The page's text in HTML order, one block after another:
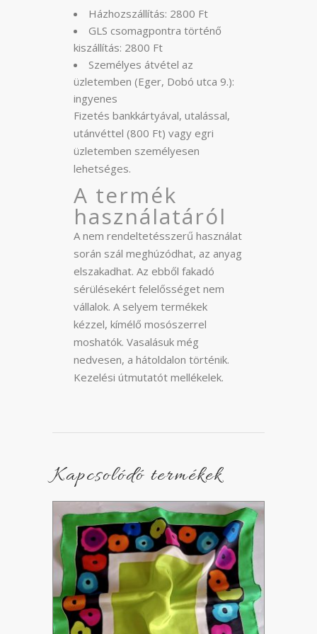
Házhozszállítás: 2800 Ft
GLS csomagpontra történő
kiszállítás: 2800 Ft
Személyes átvétel az
üzletemben (Eger, Dobó utca 9.):
ingyenes
Fizetés bankkártyával, utalással,
utánvéttel (800 Ft) vagy egri
üzletemben személyesen
lehetséges.
A termék
használatáról
A nem rendeltetésszerű használat
során szál meghúzódhat, az anyag
elszakadhat. Az ebből fakadó
sérülésekért felelősséget nem
vállalok. A selyem termékek
kézzel, kímélő mosószerrel
moshatók. Vasalásuk még
nedvesen, a hátoldalon történik.
Kezelési útmutatót mellékelek.
Kapcsolódó termékek